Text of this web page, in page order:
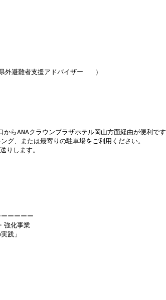
外避難者支援アドバイザー   ）
らANAクラウンプラザホテル岡山方面経由が便利で
グ、または最寄りの駐車場をご利用ください。
りします。
ーーーー
強化事業
践」